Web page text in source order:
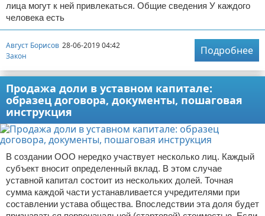
лица могут к ней привлекаться. Общие сведения У каждого
человека есть
Август Борисов 28-06-2019 04:42
Закон
Подробнее
Продажа доли в уставном капитале:
образец договора, документы, пошаговая
инструкция
В создании ООО нередко участвует несколько лиц. Каждый
субъект вносит определенный вклад. В этом случае
уставной капитал состоит из нескольких долей. Точная
сумма каждой части устанавливается учредителями при
составлении устава общества. Впоследствии эта доля будет